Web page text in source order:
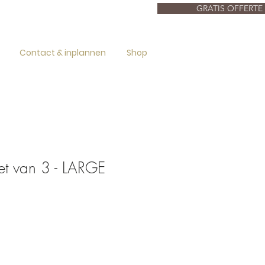
GRATIS OFFERTE
Contact & inplannen Shop
van 3 - LARGE